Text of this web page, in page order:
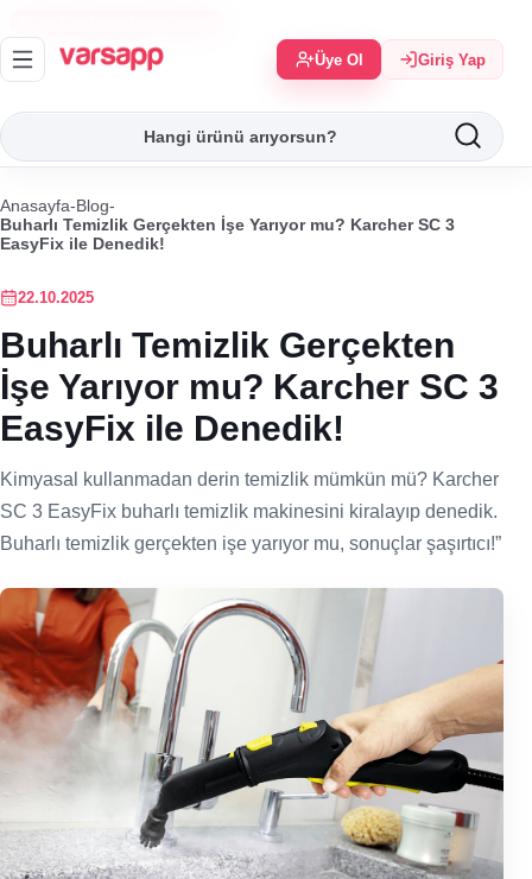
Üye Ol Giriş Yap
Anasayfa-Blog-
Buharlı Temizlik Gerçekten İşe Yarıyor mu? Karcher SC 3
EasyFix ile Denedik!
22.10.2025
Buharlı Temizlik Gerçekten
İşe Yarıyor mu? Karcher SC 3
EasyFix ile Denedik!
Kimyasal kullanmadan derin temizlik mümkün mü? Karcher
SC 3 EasyFix buharlı temizlik makinesini kiralayıp denedik.
Buharlı temizlik gerçekten işe yarıyor mu, sonuçlar şaşırtıcı!”